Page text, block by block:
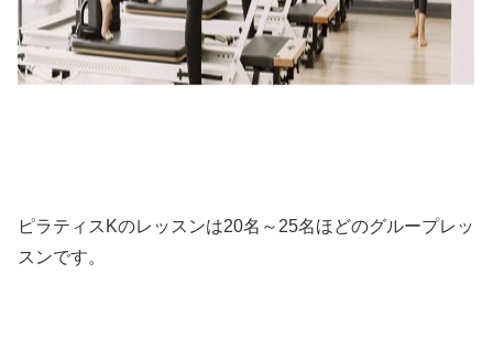
ピラティスKのレッスンは20名～25名ほどのグループレッ
スンです。